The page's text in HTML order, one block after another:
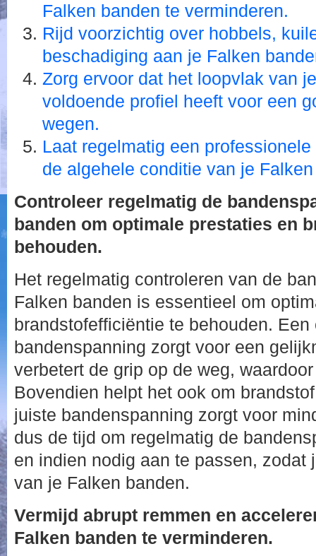
Falken banden te verminderen.
Rijd voorzichtig over hobbels,
beschadiging aan je Falken
Zorg ervoor dat het loopvlak van
voldoende profiel heeft voor een
wegen.
Laat regelmatig een
de algehele conditie van je
Controleer regelmatig de
banden om optimale prestaties en
behouden.
Het regelmatig controleren van de
Falken banden is essentieel om
brandstofefficiëntie te behouden. Een
bandenspanning zorgt voor een
verbetert de grip op de weg,
Bovendien helpt het ook om
juiste bandenspanning zorgt voor
dus de tijd om regelmatig de
en indien nodig aan te passen, zodat
van je Falken banden.
Vermijd abrupt remmen en
Falken banden te verminderen.